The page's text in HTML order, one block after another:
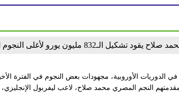
صلاح يقود تشكيل الـ832 مليون يورو لأغلى النجوم المصابين في العالم
في الدوريات الأوروبية، مجهودات بعض النجوم في الفترة
النجم المصري محمد صلاح، لاعب ليفربول